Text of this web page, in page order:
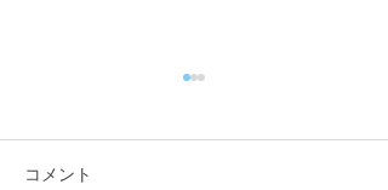
コメント